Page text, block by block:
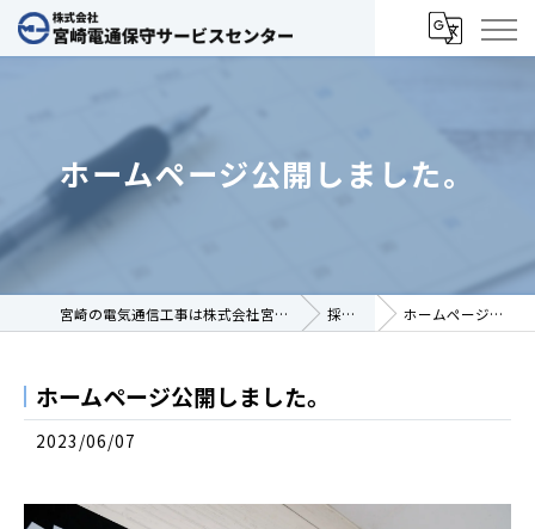
ホームページ公開しました。
宮崎の電気通信工事は株式会社宮崎電通保守サービスセンター 採用ブログ ホームページ公開しました。
ホームページ公開しました。
2023/06/07